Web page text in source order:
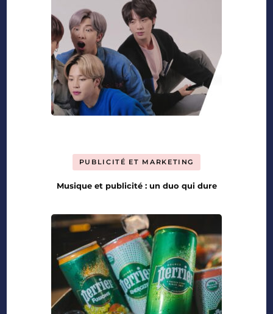
PUBLICITÉ ET MARKETING
Musique et publicité : un duo qui dure